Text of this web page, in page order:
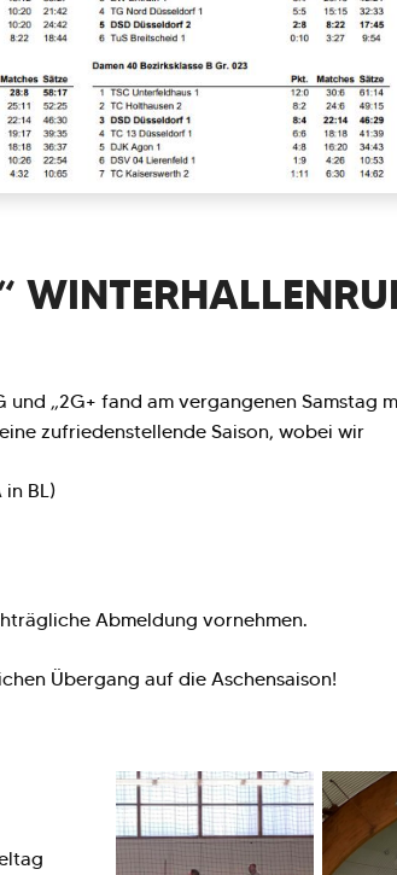
„2G+ fand am vergangenen Samstag
zufriedenstellende Saison, wobei wir
in BL)
Abmeldung vornehmen.
Übergang auf die Aschensaison!